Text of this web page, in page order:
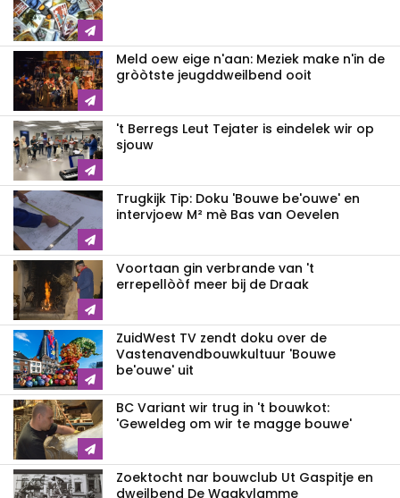
Meld oew eige n'aan: Meziek make n'in de
gròòtste jeugddweilbend ooit
't Berregs Leut Tejater is eindelek wir op
sjouw
Trugkijk Tip: Doku 'Bouwe be'ouwe' en
intervjoew M² mè Bas van Oevelen
Voortaan gin verbrande van 't
errepellòòf meer bij de Draak
ZuidWest TV zendt doku over de
Vastenavend­bouwkultuur 'Bouwe
be'ouwe' uit
BC Variant wir trug in 't bouwkot:
'Geweldeg om wir te magge bouwe'
Zoektocht nar bouwclub Ut Gaspitje en
dweilbend De Waakvlamme